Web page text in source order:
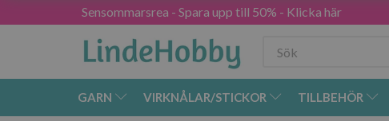
Sensommarsrea - Spara upp till 50% - Klicka här
GARN VIRKNÅLAR/STICKOR TILLBEHÖR